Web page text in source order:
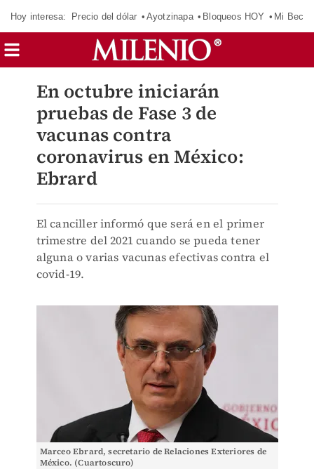
Hoy interesa: Precio del dólar Ayotzinapa Bloqueos HOY Mi Beca
En octubre iniciarán
pruebas de Fase 3 de
vacunas contra
coronavirus en México:
Ebrard
El canciller informó que será en el primer
trimestre del 2021 cuando se pueda tener
alguna o varias vacunas efectivas contra el
covid-19.
Marceo Ebrard, secretario de Relaciones Exteriores de
México. (Cuartoscuro)